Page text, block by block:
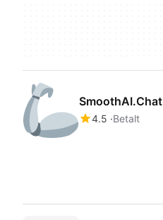
SmoothAI.Chat
4.5 Betalt